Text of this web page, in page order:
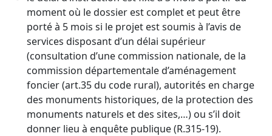
moment où le dossier est complet et peut être
porté à 5 mois si le projet est soumis à l’avis de
services disposant d’un délai supérieur
(consultation d’une commission nationale, de la
commission départementale d’aménagement
foncier (art.35 du code rural), autorités en charge
des monuments historiques, de la protection des
monuments naturels et des sites,…) ou s’il doit
donner lieu à enquête publique (R.315-19).